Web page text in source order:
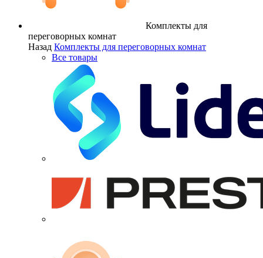
Комплекты для
переговорных комнат
Назад Комплекты для переговорных комнат
Все товары